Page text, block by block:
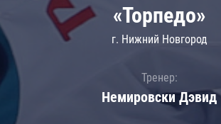
«Торпедо»
г. Нижний Новгород
Тренер:
Немировски Дэвид